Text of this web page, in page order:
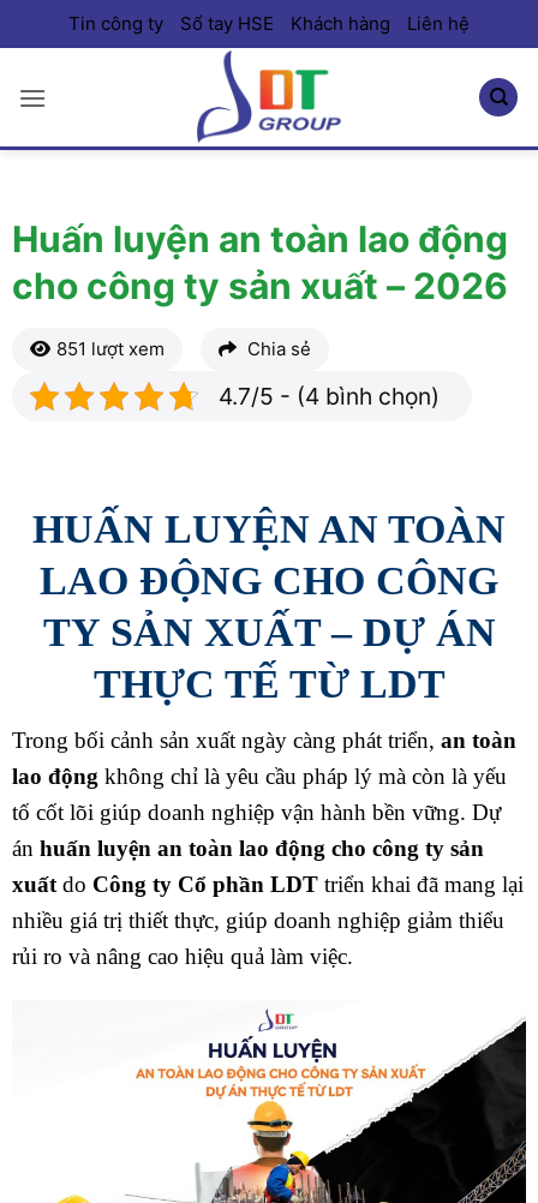
qua
dung
Tin công ty Sổ tay HSE Khách hàng Liên hệ
Huấn luyện an toàn lao động
cho công ty sản xuất – 2026
851 lượt xem Chia sẻ
4.7/5 - (4 bình chọn)
HUẤN LUYỆN AN TOÀN
LAO ĐỘNG CHO CÔNG
TY SẢN XUẤT – DỰ ÁN
THỰC TẾ TỪ LDT
Trong bối cảnh sản xuất ngày càng phát triển, an toàn
lao động không chỉ là yêu cầu pháp lý mà còn là yếu
tố cốt lõi giúp doanh nghiệp vận hành bền vững. Dự
án huấn luyện an toàn lao động cho công ty sản
xuấtdo Công ty Cổ phần LDTtriển khai đã mang lại
nhiều giá trị thiết thực, giúp doanh nghiệp giảm thiểu
rủi ro và nâng cao hiệu quả làm việc.